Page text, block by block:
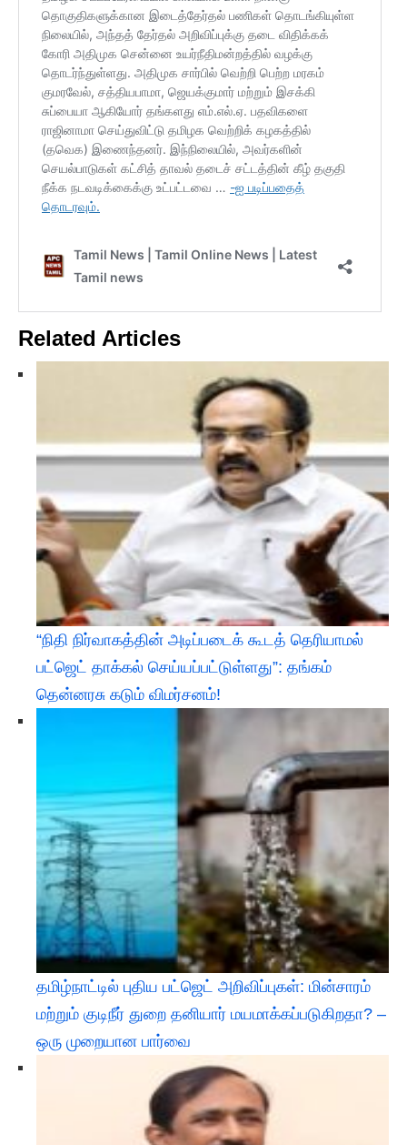
Related Articles
“நிதி நிர்வாகத்தின் அடிப்படைக் கூடத் தெரியாமல்
பட்ஜெட் தாக்கல் செய்யப்பட்டுள்ளது”: தங்கம்
தென்னரசு கடும் விமர்சனம்!
தமிழ்நாட்டில் புதிய பட்ஜெட் அறிவிப்புகள்: மின்சாரம்
மற்றும் குடிநீர் துறை தனியார் மயமாக்கப்படுகிறதா? –
ஒரு முறையான பார்வை